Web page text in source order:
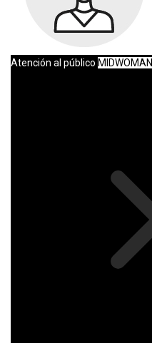
Atención al público MIDWOMAN